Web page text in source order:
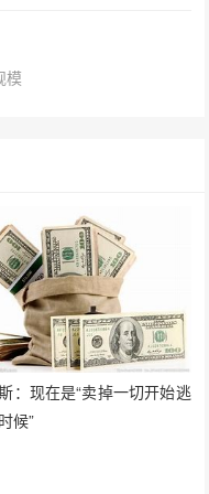
模
：现在是“卖掉一切开始逃
候”